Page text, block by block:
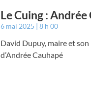
Le Cuing :
6 mai 2025 8 h 00
David Dupuy, maire et
d’Andrée Cauhapé